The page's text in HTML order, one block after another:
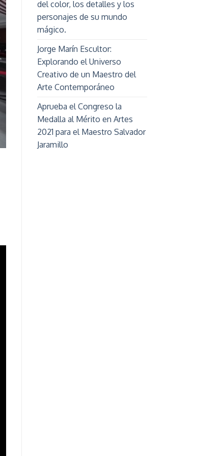
del color, los detalles y los
personajes de su mundo
mágico.
Jorge Marín Escultor:
Explorando el Universo
Creativo de un Maestro del
Arte Contemporáneo
Aprueba el Congreso la
Medalla al Mérito en Artes
2021 para el Maestro Salvador
Jaramillo